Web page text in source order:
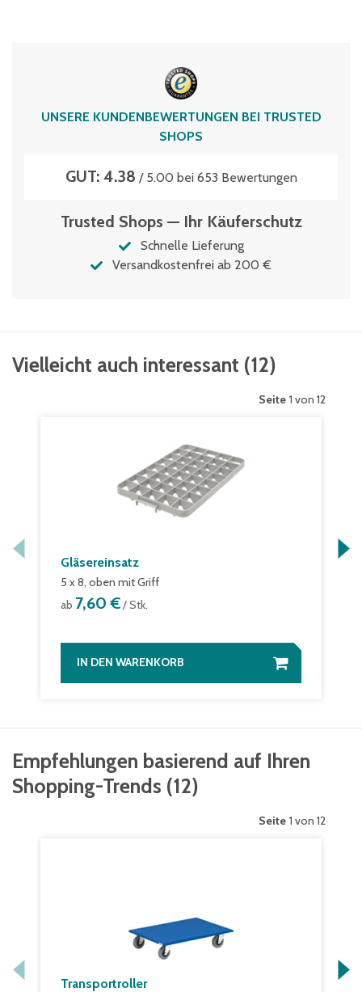
UNSERE KUNDENBEWERTUNGEN BEI TRUSTED
SHOPS
GUT: 4.38 / 5.00 bei 653 Bewertungen
Trusted Shops — Ihr Käuferschutz
Schnelle Lieferung
Versandkostenfrei ab 200 €
Vielleicht auch interessant (12)
Seite 1 von 12
Gläsereinsatz
5 x 8, oben mit Griff
ab 7,60 €/ Stk.
IN DEN WARENKORB
Empfehlungen basierend auf Ihren
Shopping-Trends (12)
Seite 1 von 12
Transportroller